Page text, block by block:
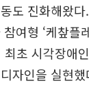
도 진화해왔
여형 ‘케챂플
초 시각장애
자인을 실현했